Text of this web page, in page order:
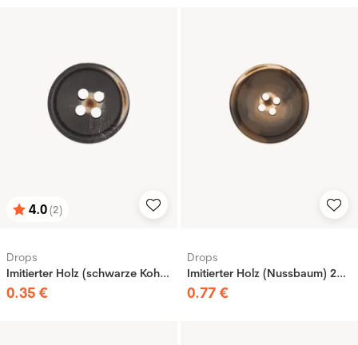
Bewertung:
4.0(2)
von 5 Sternen
Drops
Imitierter Holz (schwarze Kohle) 15 mm
0.35 €
Drops
Imitierter Holz (Nussbaum) 23 mm
0.77 €